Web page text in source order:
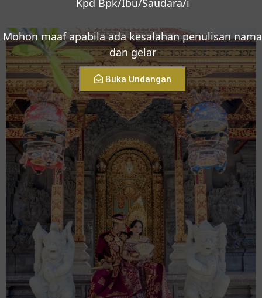
Kpd Bpk/Ibu/Saudara/i
Mohon maaf apabila ada kesalahan penulisan nama
dan gelar
Buka Undangan